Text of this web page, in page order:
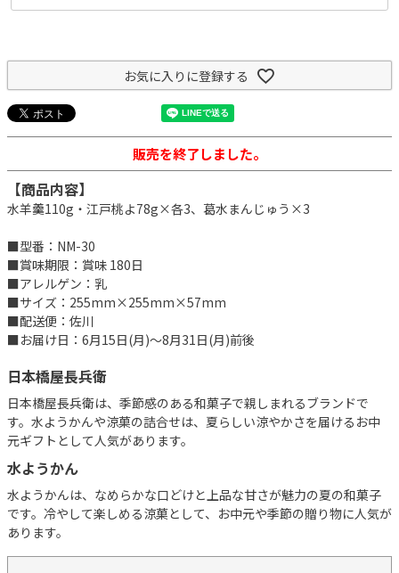
お気に入りに登録する
販売を終了しました。
【商品内容】
水羊羹110g・江戸桃よ78g×各3、葛水まんじゅう×3
■型番：NM-30
■賞味期限：賞味 180日
■アレルゲン：乳
■サイズ：255mm×255mm×57mm
■配送便：佐川
■お届け日：6月15日(月)～8月31日(月)前後
日本橋屋長兵衛
日本橋屋長兵衛は、季節感のある和菓子で親しまれるブランドで
す。水ようかんや涼菓の詰合せは、夏らしい涼やかさを届けるお中
元ギフトとして人気があります。
水ようかん
水ようかんは、なめらかな口どけと上品な甘さが魅力の夏の和菓子
です。冷やして楽しめる涼菓として、お中元や季節の贈り物に人気が
あります。